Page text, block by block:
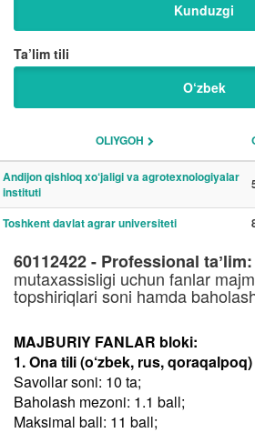
Kunduzgi
Ta’lim tili
O‘zbek
OLIYGOH
Andijon qishloq xo‘jaligi va agrotexnologiyalar
instituti
Toshkent davlat agrar universiteti
60112422 - Professional
mutaxassisligi uchun fanlar
topshiriqlari soni hamda
MAJBURIY FANLAR bloki:
1. Ona tili (o‘zbek, rus, qoraqalpoq)
Savollar soni: 10 ta;
Baholash mezoni: 1.1 ball;
Maksimal ball: 11 ball;